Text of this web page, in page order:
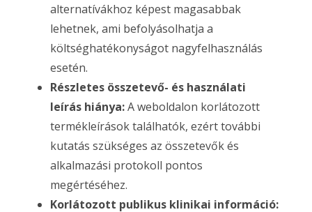
alternatívákhoz képest magasabbak
lehetnek, ami befolyásolhatja a
költséghatékonyságot nagyfelhasználás
esetén.
Részletes összetevő- és használati
leírás hiánya:A weboldalon korlátozott
termékleírások találhatók, ezért további
kutatás szükséges az összetevők és
alkalmazási protokoll pontos
megértéséhez.
Korlátozott publikus klinikai információ: